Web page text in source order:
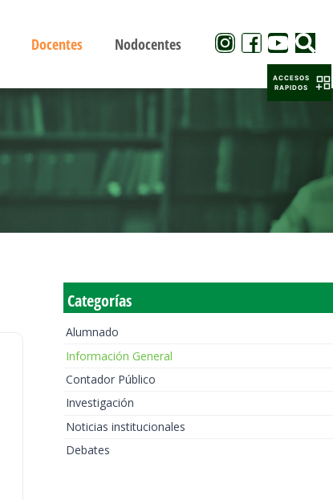
Docentes Nodocentes
Categorías
Alumnado
Información General
Contador Público
Investigación
Noticias institucionales
Debates
ACCESOS
RAPIDOS